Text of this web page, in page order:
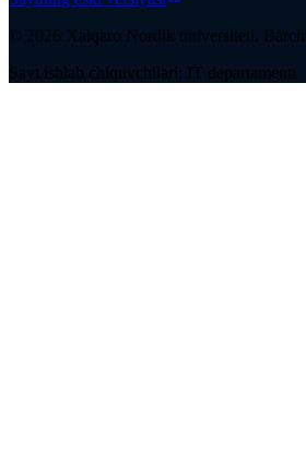
© 2026 Xalqaro Nordik universiteti.
Sayt ishlab chiquvchilari: IT departamenti